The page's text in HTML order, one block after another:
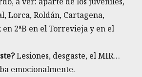
Lorca, Roldán, Cartagena,
2ªB en el Torrevieja y en el
Lesiones, desgaste, el MIR…
emocionalmente.